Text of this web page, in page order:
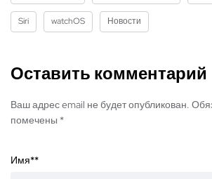
Siri watchOS Новости
Оставить комментарий
Ваш адрес email не будет опубликован.
помечены *
Имя**